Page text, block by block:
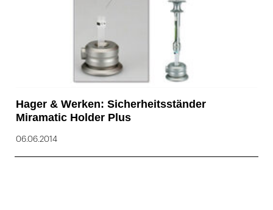
Hager & Werken: Sicherheitsständer
Miramatic Holder Plus
06.06.2014